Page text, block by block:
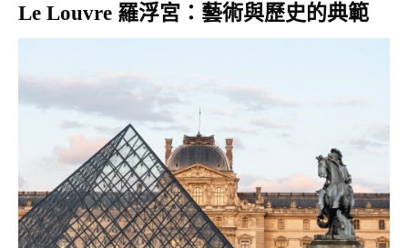
Le Louvre 羅浮宮：藝術與歷史的典範